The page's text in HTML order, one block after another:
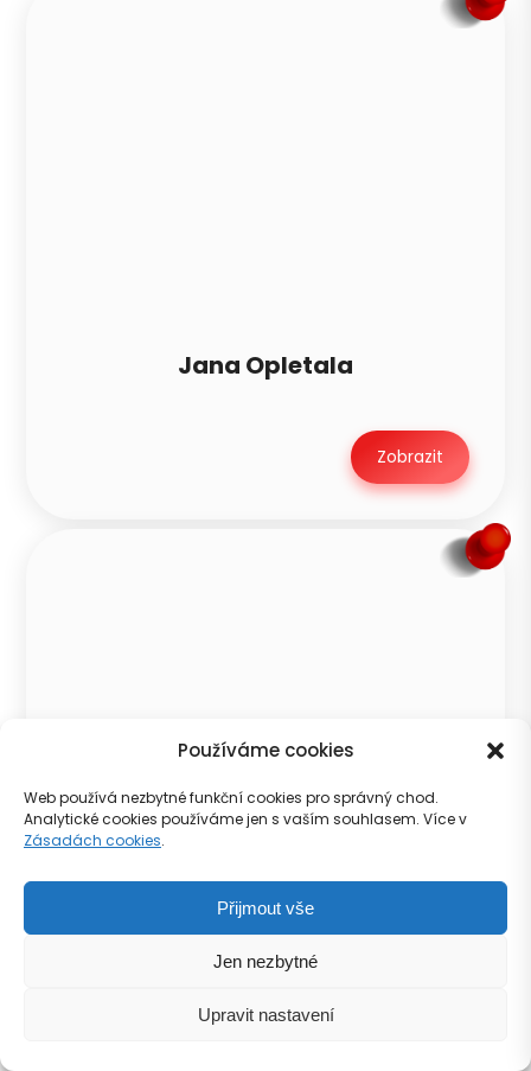
Používáme cookies
Web používá nezbytné funkční cookies pro správný chod.
Analytické cookies používáme jen s vaším souhlasem. Více v
Zásadách cookies.
Přijmout vše
Jen nezbytné
Upravit nastavení
Jana Opletala
Zobrazit
Jana Švermy